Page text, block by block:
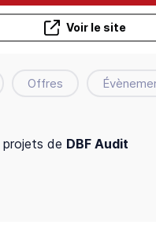
Voir le site
Offres
projets de DBF Audit